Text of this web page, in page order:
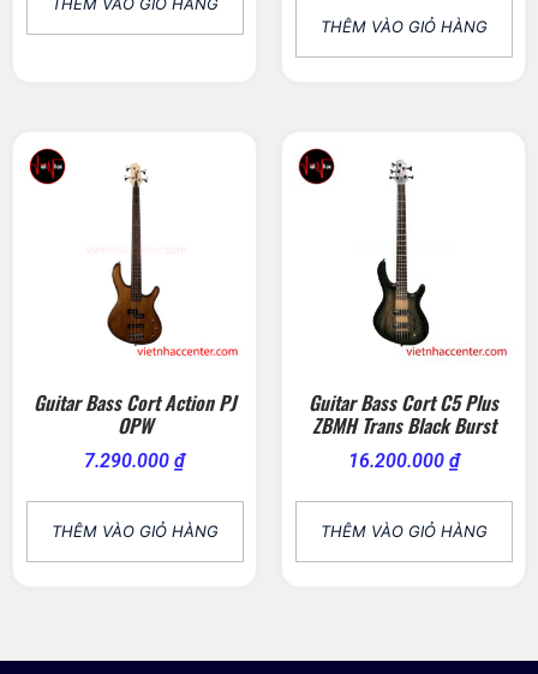
THÊM VÀO GIỎ HÀNG
Guitar Bass Cort Action PJ
OPW
7.290.000 ₫
THÊM VÀO GIỎ HÀNG
Guitar Bass Cort C5 Plus
ZBMH Trans Black Burst
16.200.000 ₫
THÊM VÀO GIỎ HÀNG